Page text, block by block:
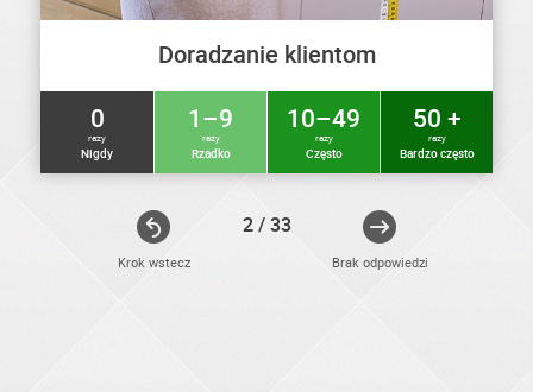
Krok wstecz
Doradzanie klientom
0
razy
Nigdy
1–9
razy
Rzadko
10–49
razy
Często
50 +
razy
Bardzo często
2 / 33
Brak odpowiedzi